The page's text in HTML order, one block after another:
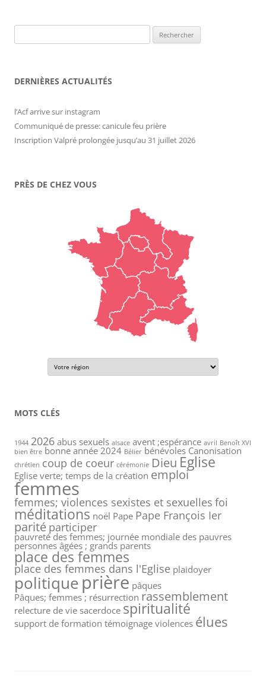
DERNIÈRES ACTUALITÉS
l’Acf arrive sur instagram
Communiqué de presse: canicule feu prière
Inscription Valpré prolongée jusqu’au 31 juillet 2026
PRÈS DE CHEZ VOUS
MOTS CLÉS
1944 2026 abus sexuels alsace avent ;espérance avril Benoît XVI
bien être bonne année 2024 Bélier bénévoles Canonisation
chrétien coup de coeur cérémonie Dieu Eglise
Eglise verte; temps de la création emploi
femmes
femmes; violences sexistes et sexuelles foi
méditations noël Pape Pape François Ier
parité participer
pauvreté des femmes; journée mondiale des pauvres
personnes âgées ; grands parents
place des femmes
place des femmes dans l'Eglise plaidoyer
politique prière pâques
Pâques; femmes ; résurrection rassemblement
relecture de vie sacerdoce spiritualité
support de formation témoignage violences élues